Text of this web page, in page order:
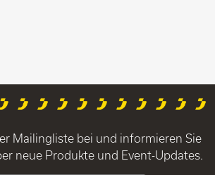
Mailingliste bei und informieren Sie
neue Produkte und Event-Updates.